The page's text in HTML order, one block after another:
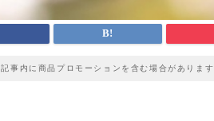
記事内に商品プロモーションを含む場合があります